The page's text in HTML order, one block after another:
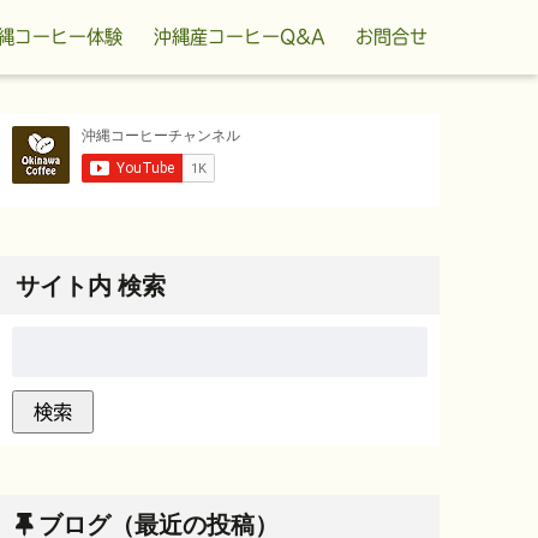
コーヒー体験 沖縄産コーヒーQ&A お問合せ
サイト内 検索
ブログ（最近の投稿）